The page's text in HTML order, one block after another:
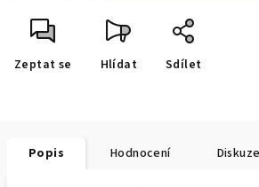
Zeptat se Hlídat Sdílet
Popis Hodnocení Diskuze